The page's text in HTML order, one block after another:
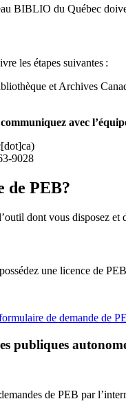
BIBLIO du Québec
les étapes suivantes :
et Archives
communiquez avec
)
9028
de PEB?
dont vous disposez et
une licence de
de demande de
publiques
de PEB par